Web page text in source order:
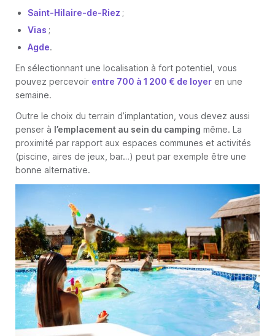
Saint-Hilaire-de-Riez ;
Vias ;
Agde.
En sélectionnant une localisation à fort potentiel, vous
pouvez percevoir entre 700 à 1 200 € de loyer en une
semaine.
Outre le choix du terrain d’implantation, vous devez aussi
penser à l’emplacement au sein du camping même. La
proximité par rapport aux espaces communes et activités
(piscine, aires de jeux, bar…) peut par exemple être une
bonne alternative.